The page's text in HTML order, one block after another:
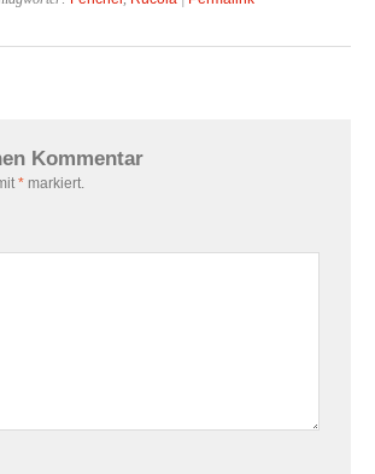
Kommentar
* markiert.